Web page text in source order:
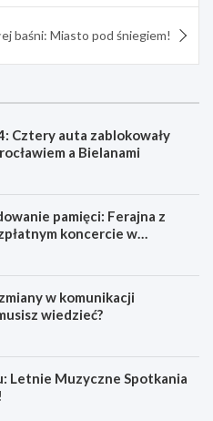
baśni: Miasto pod śniegiem!
Cztery auta zablokowały
a Bielanami
pamięci: Ferajna z
koncercie w
w komunikacji
wiedzieć?
Letnie Muzyczne Spotkania